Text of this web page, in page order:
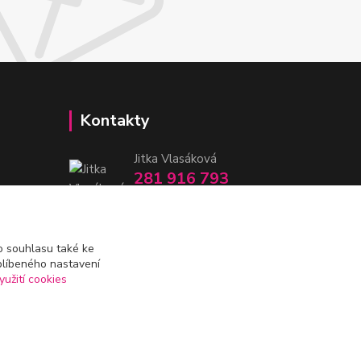
Kontakty
Jitka Vlasáková
281 916 793
souhlasu také ke
nastavení
cookies